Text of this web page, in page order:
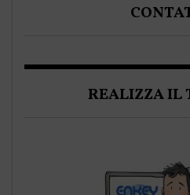
REALIZZA IL